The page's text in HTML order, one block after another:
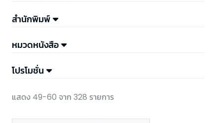
สำนักพิมพ์
หมวดหนังสือ
โปรโมชั่น
แสดง 49-60 จาก 328 รายการ